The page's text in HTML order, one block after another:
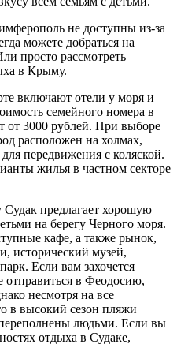
не доступны из-за
можете добраться на
просто рассмотреть
в Крыму.
включают отели у моря и
семейного номера в
от 3000 рублей. При выборе
расположен на холмах,
передвижения с коляской.
жилья в частном секторе
Судак предлагает хорошую
на берегу Черного моря.
кафе, а также рынок,
исторический музей,
Если вам захочется
отправиться в Феодосию,
несмотря на все
в высокий сезон пляжи
людьми. Если вы
отдыха в Судаке,